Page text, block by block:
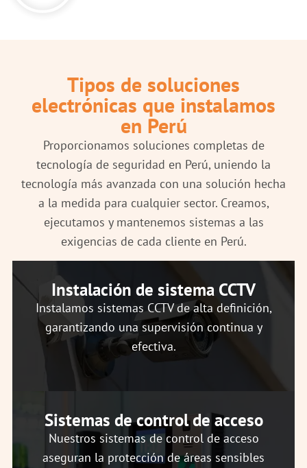
Tipos de soluciones
electrónicas que instalamos
en Perú
Proporcionamos soluciones completas de
tecnología de seguridad en Perú, uniendo la
tecnología más avanzada con una solución hecha
a la medida para cualquier sector. Creamos,
ejecutamos y mantenemos sistemas a las
exigencias de cada cliente en Perú.
Instalación de sistema CCTV
Instalamos sistemas CCTV de alta definición,
garantizando una supervisión continua y
efectiva.
Sistemas de control de acceso
Nuestros sistemas de control de acceso
aseguran la protección de áreas sensibles